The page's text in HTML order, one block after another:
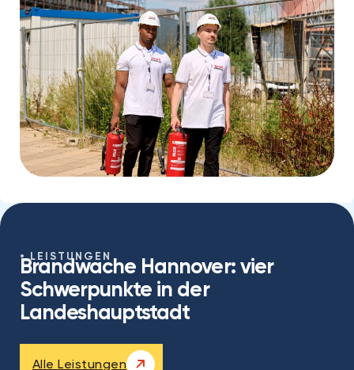
LEISTUNGEN
Brandwache Hannover: vier
Schwerpunkte in der
Landeshauptstadt
Alle Leistungen